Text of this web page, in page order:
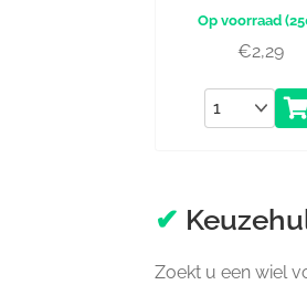
€2,29
Aantal
✔
Zoekt u een wiel